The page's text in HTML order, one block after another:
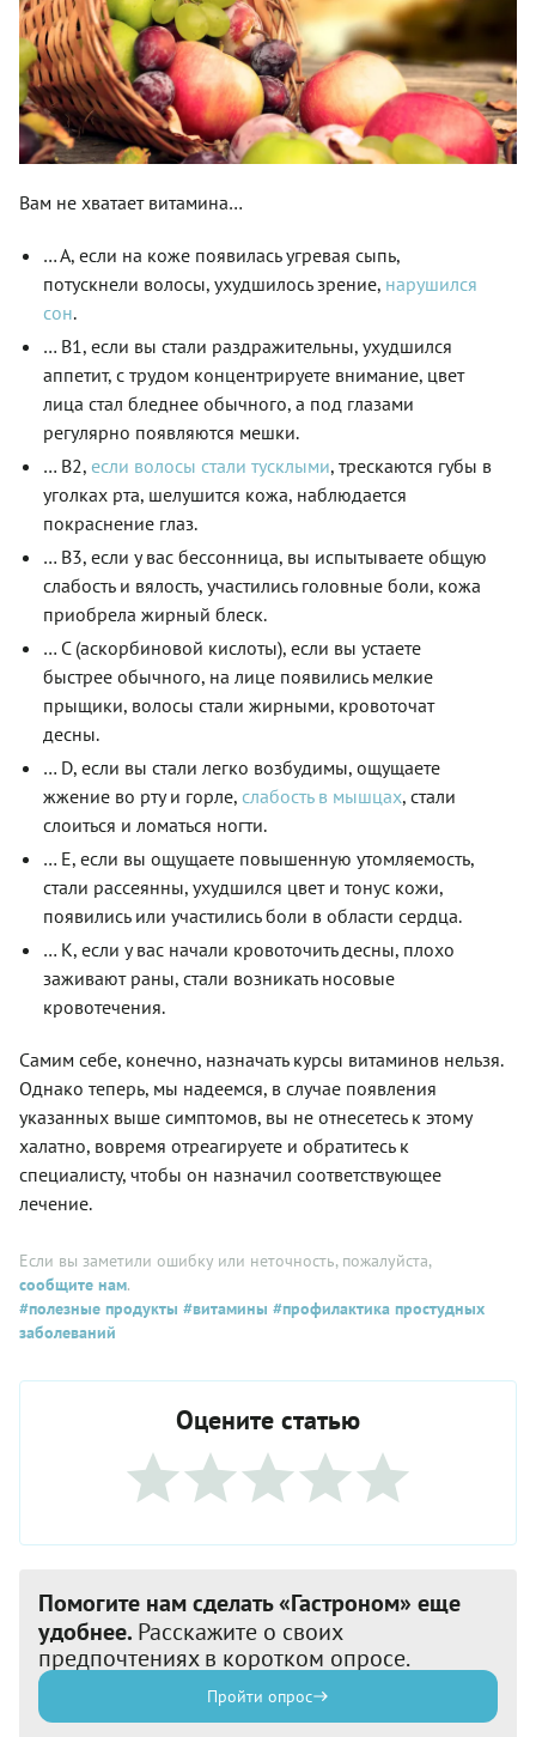
Вам не хватает витамина…
… А, если на коже появилась угревая сыпь,
потускнели волосы, ухудшилось зрение, нарушился
сон.
… B1, если вы стали раздражительны, ухудшился
аппетит, с трудом концентрируете внимание, цвет
лица стал бледнее обычного, а под глазами
регулярно появляются мешки.
… B2, если волосы стали тусклыми, трескаются губы в
уголках рта, шелушится кожа, наблюдается
покраснение глаз.
… В3, если у вас бессонница, вы испытываете общую
слабость и вялость, участились головные боли, кожа
приобрела жирный блеск.
… С (аскорбиновой кислоты), если вы устаете
быстрее обычного, на лице появились мелкие
прыщики, волосы стали жирными, кровоточат
десны.
… D, если вы стали легко возбудимы, ощущаете
жжение во рту и горле, слабость в мышцах, стали
слоиться и ломаться ногти.
… E, если вы ощущаете повышенную утомляемость,
стали рассеянны, ухудшился цвет и тонус кожи,
появились или участились боли в области сердца.
… К, если у вас начали кровоточить десны, плохо
заживают раны, стали возникать носовые
кровотечения.
Самим себе, конечно, назначать курсы витаминов нельзя.
Однако теперь, мы надеемся, в случае появления
указанных выше симптомов, вы не отнесетесь к этому
халатно, вовремя отреагируете и обратитесь к
специалисту, чтобы он назначил соответствующее
лечение.
Если вы заметили ошибку или неточность, пожалуйста,
сообщите нам.
#полезные продукты #витамины #профилактика простудных
заболеваний
Оцените статью
Помогите нам сделать «Гастроном» еще
удобнее. Расскажите о своих
предпочтениях в коротком опросе.
Пройти опрос